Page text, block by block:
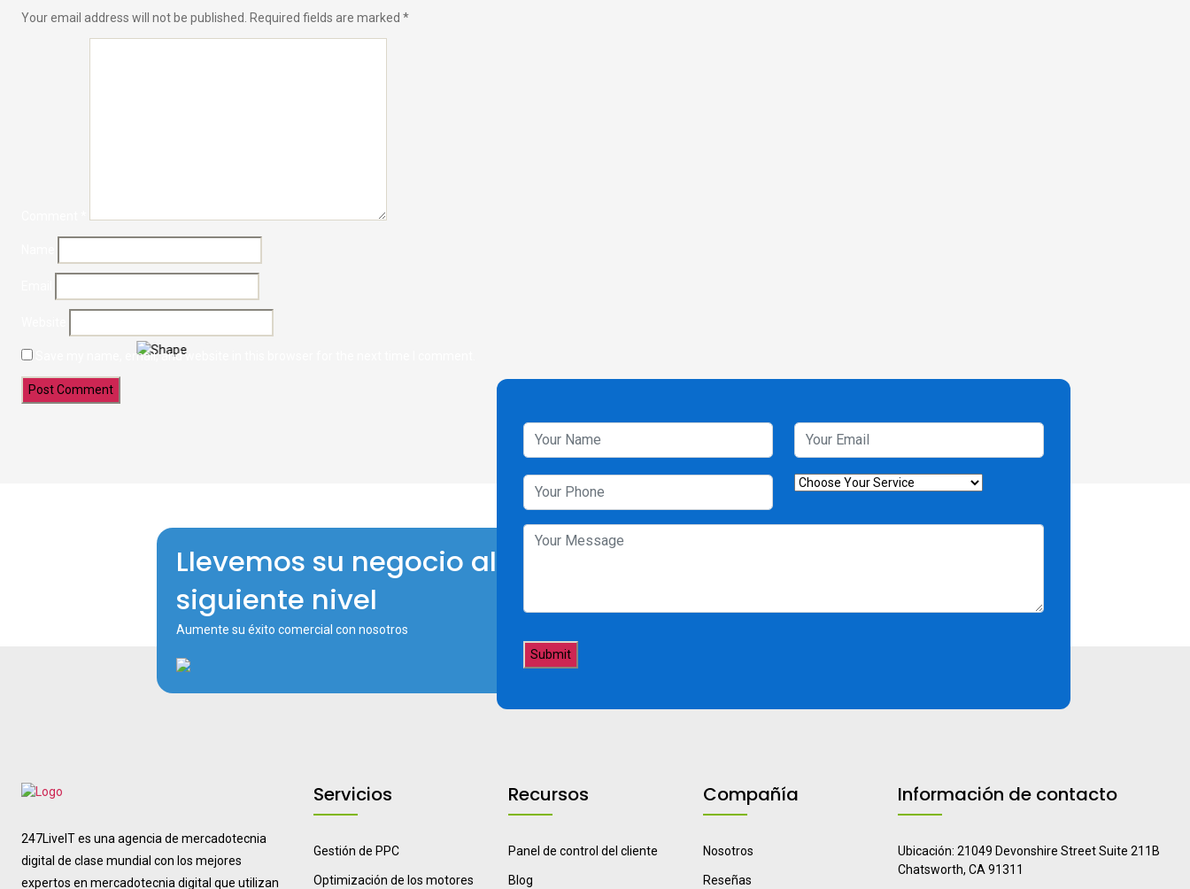
Your email address will not be published. Required fields are marked *
Save my name, email, and website in this browser for the next time I comment.
Llevemos su negocio al
siguiente nivel
Aumente su éxito comercial con nosotros
247LiveIT es una agencia de mercadotecnia
digital de clase mundial con los mejores
expertos en mercadotecnia digital que utilizan
Servicios
Gestión de PPC
Optimización de los motores
Recursos
Panel de control del cliente
Blog
Compañía
Nosotros
Reseñas
Información de contacto
Ubicación: 21049 Devonshire Street Suite 211B
Chatsworth, CA 91311